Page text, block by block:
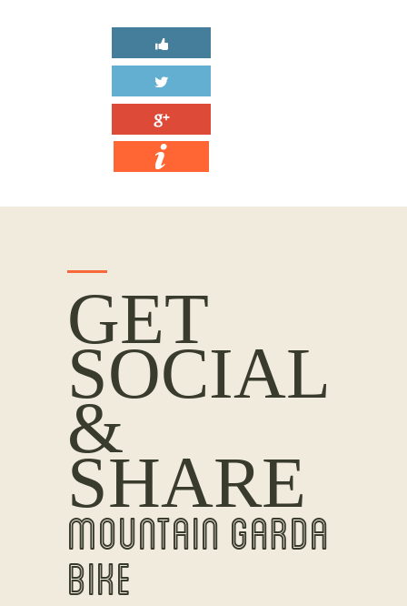
GET
SOCIAL
&
SHARE
MOUNTAIN GARDA
BIKE